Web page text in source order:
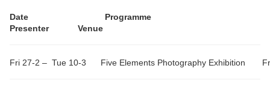
Date Programme
Presenter Venue
Fri 27-2 – Tue 10-3 Five Elements Photography Exhibition